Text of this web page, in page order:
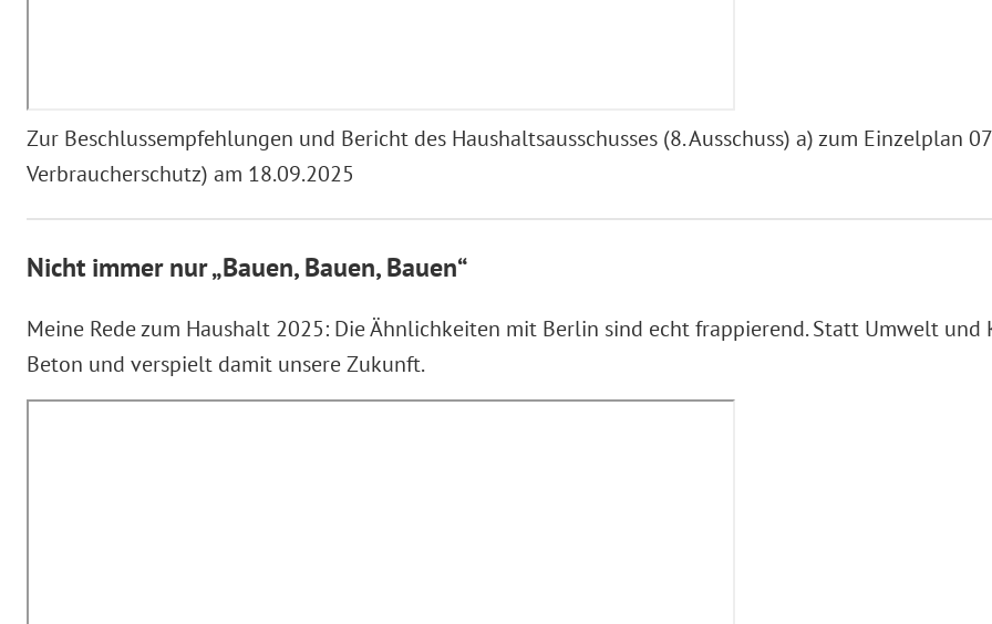
Zur Beschlussempfehlungen und Bericht des Haushaltsausschusses (8. Ausschuss) a) zum Einzelplan
Verbraucherschutz) am 18.09.2025
Nicht immer nur „Bauen, Bauen, Bauen“
Meine Rede zum Haushalt 2025: Die Ähnlichkeiten mit Berlin sind echt frappierend. Statt Umwelt
Beton und verspielt damit unsere Zukunft.